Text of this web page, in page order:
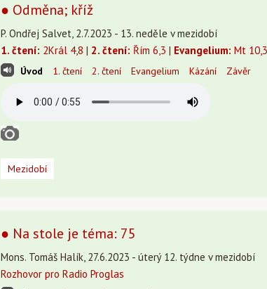
● Odměna; kříž
P. Ondřej Salvet, 2.7.2023 - 13. neděle v mezidobí
1. čtení: 2Král 4,8 | 2. čtení: Řím 6,3 | Evangelium: Mt
Úvod 1. čtení 2. čtení Evangelium Kázání Závěr
Mezidobí
● Na stole je téma: 75
Mons. Tomáš Halík, 27.6.2023 - úterý 12. týdne v mezidobí
Rozhovor pro Radio Proglas